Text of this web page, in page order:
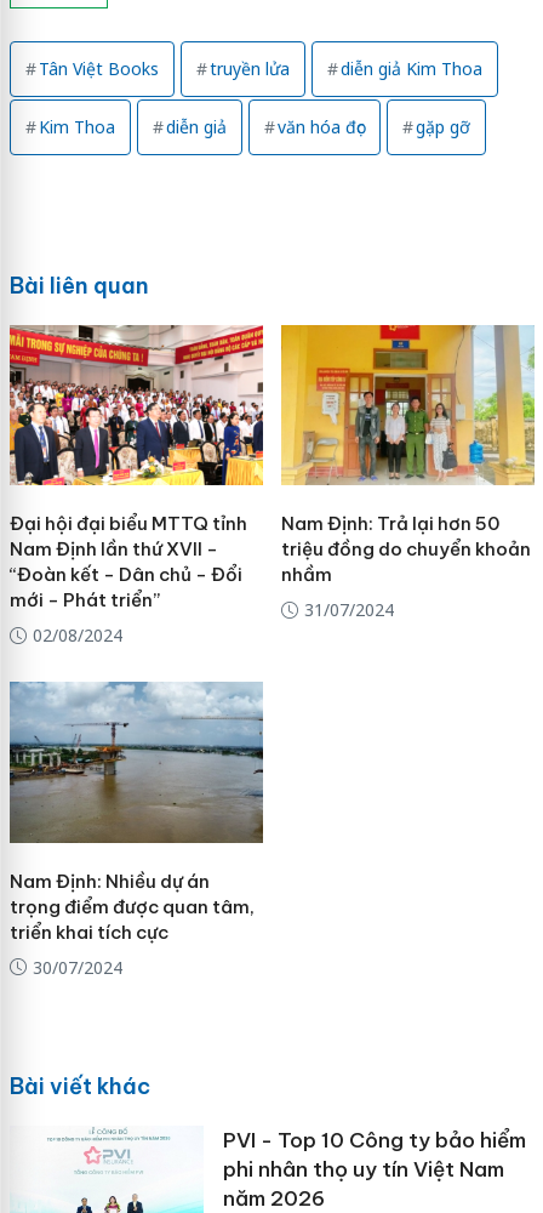
Tân Việt Books truyền lửa diễn giả Kim Thoa
Kim Thoa diễn giả văn hóa đọc gặp gỡ
Bài liên quan
Đại hội đại biểu MTTQ tỉnh
Nam Định lần thứ XVII -
“Đoàn kết - Dân chủ - Đổi
mới - Phát triển”
02/08/2024
Nam Định: Trả lại hơn 50
triệu đồng do chuyển khoản
nhầm
31/07/2024
Nam Định: Nhiều dự án
trọng điểm được quan tâm,
triển khai tích cực
30/07/2024
Bài viết khác
PVI - Top 10 Công ty bảo hiểm
phi nhân thọ uy tín Việt Nam
năm 2026